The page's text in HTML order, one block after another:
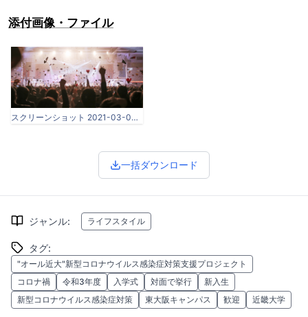
添付画像・ファイル
スクリーンショット 2021-03-04 094842.png
一括ダウンロード
ジャンル: ライフスタイル
タグ:
"オール近大"新型コロナウイルス感染症対策支援プロジェクト
コロナ禍
令和3年度 入学式 対面で挙行
新入生
新型コロナウイルス感染症対策
東大阪キャンパス 歓迎 近畿大学